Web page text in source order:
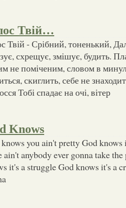
Твій…
Твій - Срібний, тоненький,
схрещує, змішує, будить.
не поміченим, словом в
скиглить, себе не
Тобі спадає на очі, вітер
Knows
you ain't pretty God knows
ain't anybody ever gonna take
it's a struggle God knows it's a